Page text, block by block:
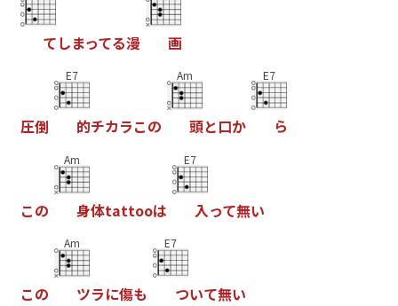
てしまってる漫 画
圧倒
E7
的チカラこの
Am
頭と口か
E7
ら
この
Am
身体tattooは
E7
入って無い
この
Am
ツラに傷も
E7
ついて無い